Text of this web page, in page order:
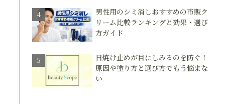
男性用のシミ消しおすすめの市販ク
リーム比較ランキングと効果・選び
方ガイド
日焼け止めが目にしみるのを防ぐ！
原因や塗り方と選び方でもう悩まな
い